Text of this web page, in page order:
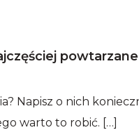
Napisz o nich
warto to robić. […]